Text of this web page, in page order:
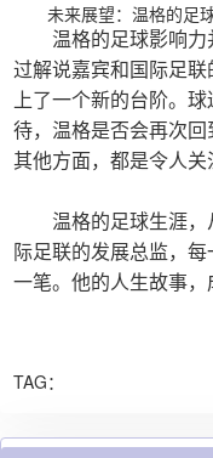
未来展望：温格的足
温格的足球影响力
过解说嘉宾和国际足
上了一个新的台阶。
待，温格是否会再次
其他方面，都是令人关
温格的足球生涯，
际足联的发展总监，
一笔。他的人生故事，
TAG：